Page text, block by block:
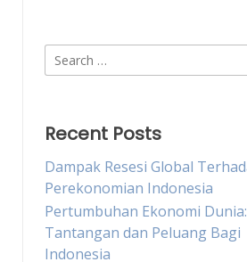
Search
for:
Recent Posts
Dampak Resesi Global
Perekonomian Indonesia
Pertumbuhan Ekonomi Dunia:
Tantangan dan Peluang Bagi
Indonesia